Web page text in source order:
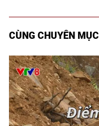
CÙNG CHUYÊN MỤC